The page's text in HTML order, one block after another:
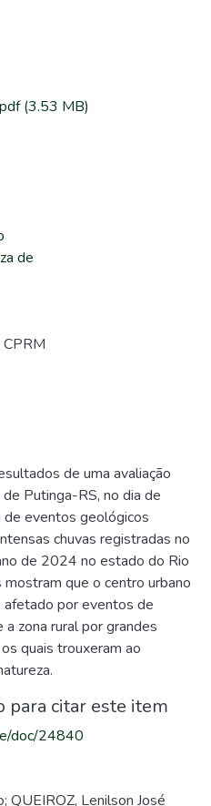
(3.53 MB)
de
de uma avaliação
Putinga-RS, no dia de
eventos geológicos
chuvas registradas no
de 2024 no estado do Rio
que o centro urbano
afetado por eventos de
zona rural por grandes
quais trouxeram ao
para citar este item
doc/24840
QUEIROZ, Lenilson José